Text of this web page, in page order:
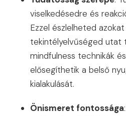
viselkedésedre és
Ezzel észlelheted
tekintélyelvűséged utat
mindfulness technikák
elősegíthetik a belső
kialakulását.
Önismeret fontossága